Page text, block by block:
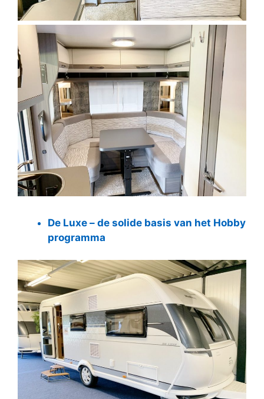
De Luxe – de solide basis van het Hobby
programma